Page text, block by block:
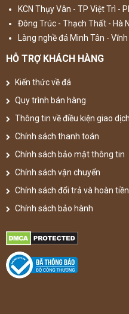
KCN Thụy Vân - TP Việt Trì -
Đông Trúc - Thạch Thất - Hà
Làng nghề đá Minh Tân -
HỖ TRỢ KHÁCH HÀNG
Kiến thức về đá
Quy trình bán hàng
Thông tin về điều kiện giao
Chính sách thanh toán
Chính sách bảo mật thông tin
Chính sách vận chuyển
Chính sách đổi trả và hoàn tiền
Chính sách bảo hành